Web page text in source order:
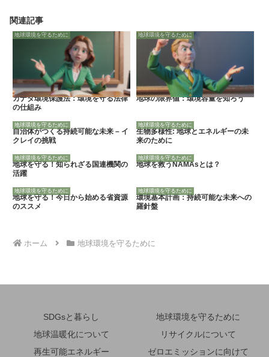
関連記事
地球環境を守るために
カナダ環境保護法：環境を守る法律
の仕組み
地球環境を守るために
地球の限界値：環境容量を知ろう
地球環境を守るために
自治体がつくる持続可能な未来 – イ
クレイの挑戦
地球環境を守るために
生物多様性: 地球とエネルギーの未
来のために
地球環境を守るために
地球を守る！知られざる国連機関の
活躍
地球環境を守るために
地球を救うNAMAsとは？
地球環境を守るために
地球を守る！今日から始める省資源
のススメ
地球環境を守るために
環境基本計画：持続可能な未来への
羅針盤
ホーム 地球環境を守るために
SDGsと暮らし
地球環境を守るために
地球温暖化について
リサイクルについて
再生可能エネルギー
ゼロエミッションに向けて